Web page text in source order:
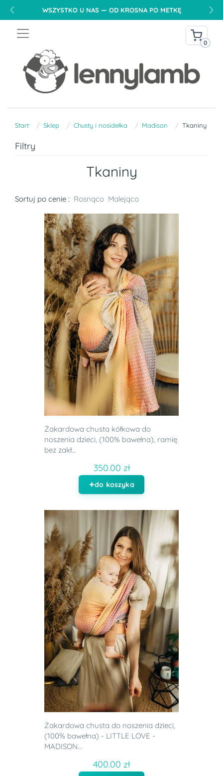
WSZYSTKO U NAS — OD KROSNA PO METKĘ
0
Start Sklep Chusty i nosidełka Madison Tkaniny
Filtry
Tkaniny
Sortuj po cenie : Rosnąco Malejąco
Żakardowa chusta kółkowa do
noszenia dzieci, (100% bawełna), ramię
bez zakł...
350.00 zł
do koszyka
Żakardowa chusta do noszenia dzieci,
(100% bawełna) - LITTLE LOVE -
MADISON...
400.00 zł